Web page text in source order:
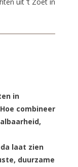
in
combineer
laat zien
duurzame